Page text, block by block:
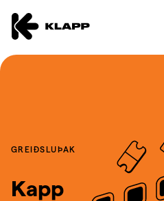
GREIÐSLUÞAK
Kapp